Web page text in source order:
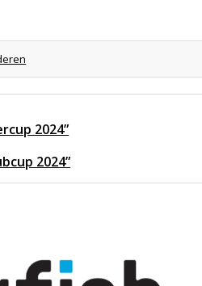
2024”
2024”